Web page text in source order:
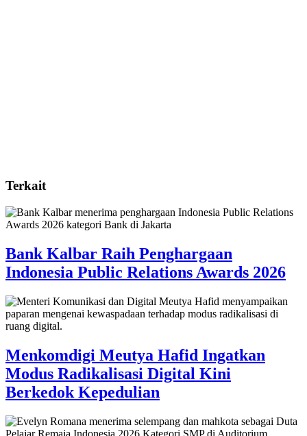
Terkait
Bank Kalbar Raih Penghargaan
Indonesia Public Relations Awards 2026
Menkomdigi Meutya Hafid Ingatkan
Modus Radikalisasi Digital Kini
Berkedok Kepedulian